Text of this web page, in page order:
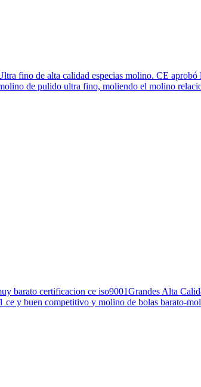
fino de alta calidad especias molino. CE
de pulido ultra fino, moliendo el molino
barato certificacion ce iso9001Grandes Alta
ce y buen competitivo y molino de bolas barato-